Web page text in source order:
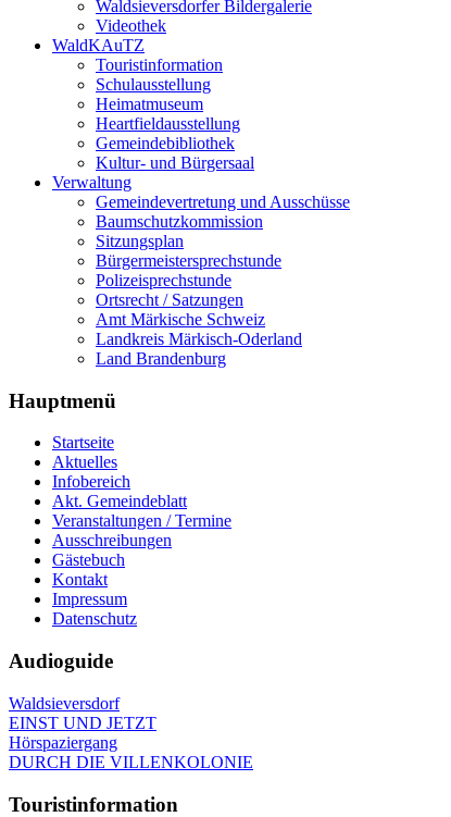
Waldsieversdorfer Bildergalerie
Videothek
WaldKAuTZ
Touristinformation
Schulausstellung
Heimatmuseum
Heartfieldausstellung
Gemeindebibliothek
Kultur- und Bürgersaal
Verwaltung
Gemeindevertretung und Ausschüsse
Baumschutzkommission
Sitzungsplan
Bürgermeistersprechstunde
Polizeisprechstunde
Ortsrecht / Satzungen
Amt Märkische Schweiz
Landkreis Märkisch-Oderland
Land Brandenburg
Hauptmenü
Startseite
Aktuelles
Infobereich
Akt. Gemeindeblatt
Veranstaltungen / Termine
Ausschreibungen
Gästebuch
Kontakt
Impressum
Datenschutz
Audioguide
Waldsieversdorf
EINST UND JETZT
Hörspaziergang
DURCH DIE VILLENKOLONIE
Touristinformation